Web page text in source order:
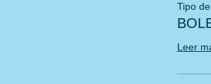
Tipo
Leer